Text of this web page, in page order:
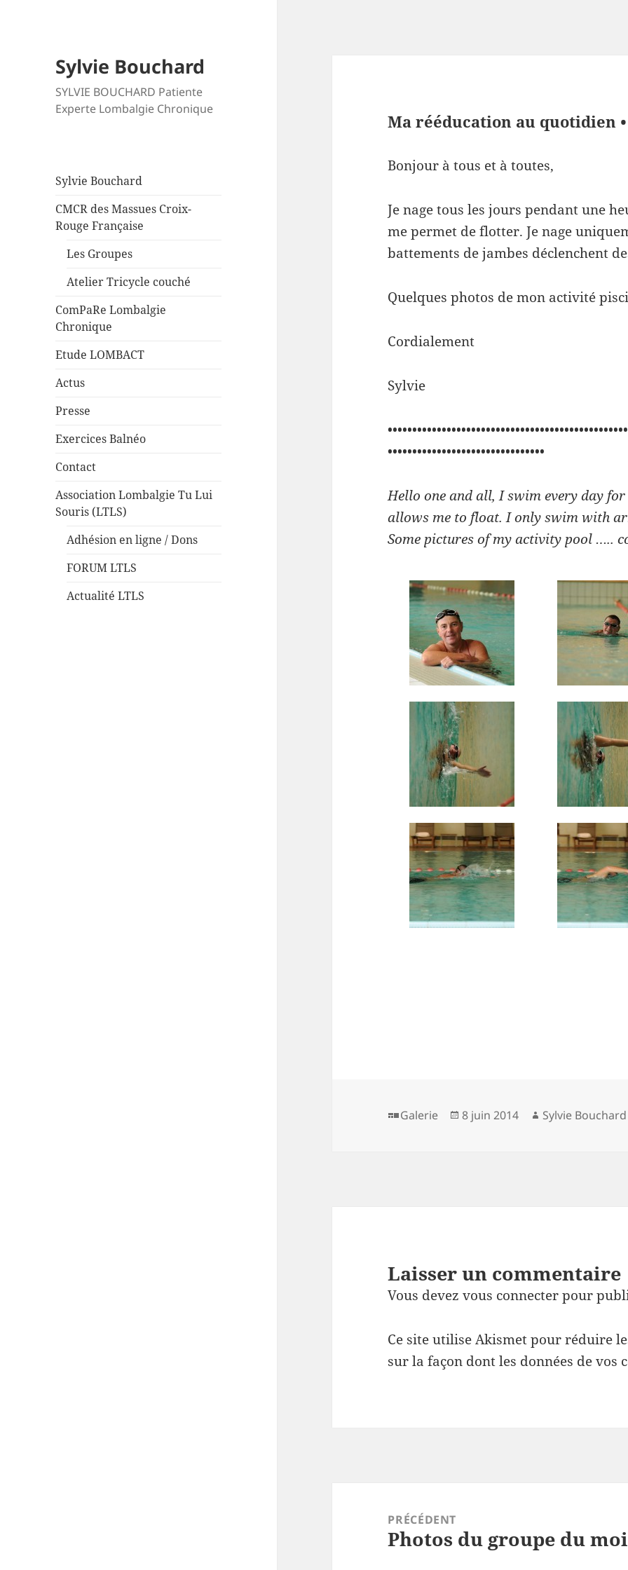
Sylvie Bouchard
SYLVIE BOUCHARD Patiente
Experte Lombalgie Chronique
Sylvie Bouchard
CMCR des Massues Croix-
Rouge Française
Les Groupes
Atelier Tricycle couché
ComPaRe Lombalgie
Chronique
Etude LOMBACT
Actus
Presse
Exercices Balnéo
Contact
Association Lombalgie Tu Lui
Souris (LTLS)
Adhésion en ligne / Dons
FORUM LTLS
Actualité LTLS
Ma rééducation au quotidien
Bonjour à tous et à toutes,
Je nage tous les jours pendant une
me permet de flotter. Je nage
battements de jambes déclenchent
Quelques photos de mon activité
Cordialement
Sylvie
••••••••••••••••••••••••••••••••
Hello one and all, I swim every day
allows me to float. I only swim with
Some pictures of my activity pool …..
Format
Galerie
Publié
8 juin 2014 Auteur
Sylvie Bouchard
Laisser un commentaire
Vous devezvous connecterpour
Ce site utilise Akismet pour réduire
sur la façon dont les données de vos
PRÉCÉDENT
Article
Photos du groupe du